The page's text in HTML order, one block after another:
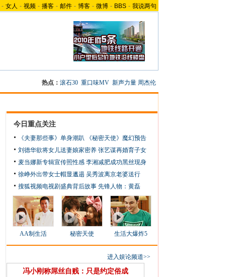
- 女人 - 视频 - 播客 - 邮件 - 博客 - 微博 - BBS - 我说两句
热点： 滚石30 重口味MV 新声力量 周杰伦
今日重点关注
《夫妻那些事》单身潮趴
《秘密天使》魔幻预告
刘德华欲将女儿送妻娘家密养 张艺谋再婚育子女
麦当娜新专辑宣传照性感 李湘减肥成功黑丝现身
徐峥外出带女士帽显邋遢 吴秀波离京老婆送行
搜狐视频电视剧盛典背后故事 先锋人物：黄磊
AA制生活 秘密天使 生活大爆炸5
进入娱论频道>>
冯小刚称屌丝自贱：只是约定俗成